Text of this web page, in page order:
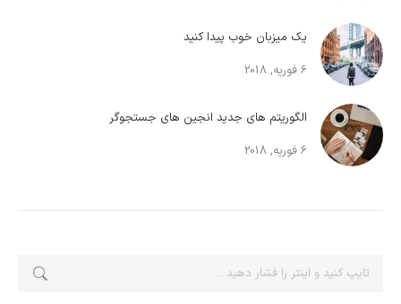
یک میزبان خوب پیدا کنید
6 فوریه, 2018
الگوریتم های جدید انجین های جستجوگر
6 فوریه, 2018
جستجو: